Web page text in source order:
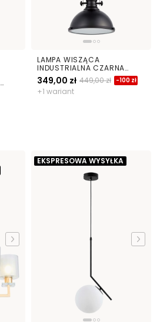
LAMPA WISZĄCA
INDUSTRIALNA CZARNA
ELIGIO W1
349,00 zł 449,00 zł -100 zł
+1 wariant
EKSPRESOWA WYSYŁKA